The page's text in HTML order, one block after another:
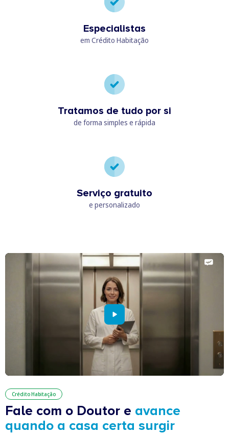
Especialistas
em Crédito Habitação
Tratamos de tudo por si
de forma simples e rápida
Serviço gratuito
e personalizado
Crédito Habitação
Fale com o Doutor e avance
quando a casa certa surgir